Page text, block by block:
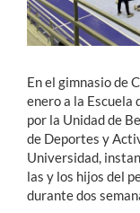
En el gimnasio de
enero a la Escuela
por la Unidad de
de Deportes y
Universidad,
las y los hijos del
durante dos